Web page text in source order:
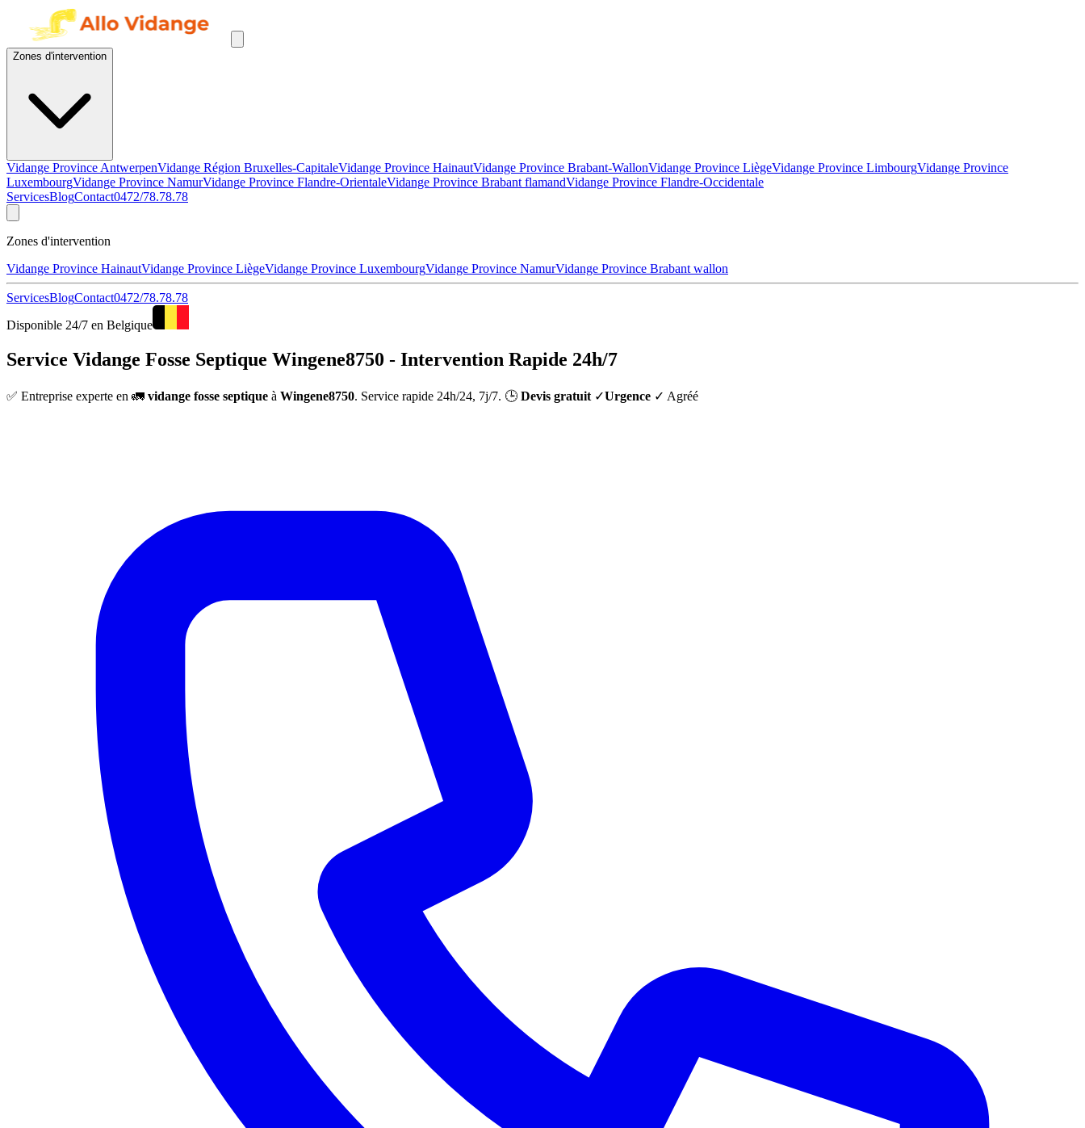
Zones d'intervention
Vidange Province AntwerpenVidange Région Bruxelles-CapitaleVidange Province HainautVidange Province Brabant-WallonVidange Province LiègeVidange Province LimbourgVidange Province
LuxembourgVidange Province NamurVidange Province Flandre-OrientaleVidange Province Brabant flamandVidange Province Flandre-Occidentale
ServicesBlogContact0472/78.78.78
Zones d'intervention
Vidange Province HainautVidange Province LiègeVidange Province LuxembourgVidange Province NamurVidange Province Brabant wallon
ServicesBlogContact0472/78.78.78
Disponible 24/7 en Belgique
Service Vidange Fosse Septique Wingene8750 - Intervention Rapide 24h/7
✅ Entreprise experte en 🚛 vidange fosse septique à Wingene8750. Service rapide 24h/24, 7j/7. 🕒 Devis gratuit ✓Urgence ✓ Agréé